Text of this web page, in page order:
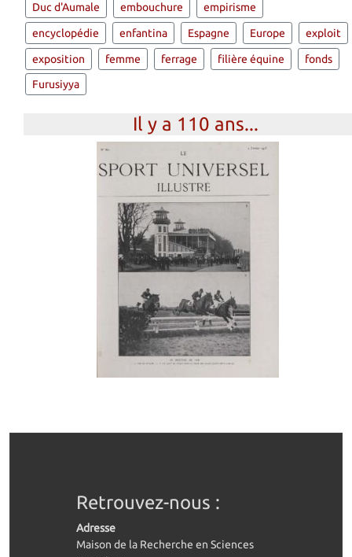
Duc d'Aumale embouchure empirisme
encyclopédie enfantina Espagne Europe exploit
exposition femme ferrage filière équine fonds
Furusiyya
Il y a 110 ans...
Retrouvez-nous :
Adresse
Maison de la Recherche en Sciences